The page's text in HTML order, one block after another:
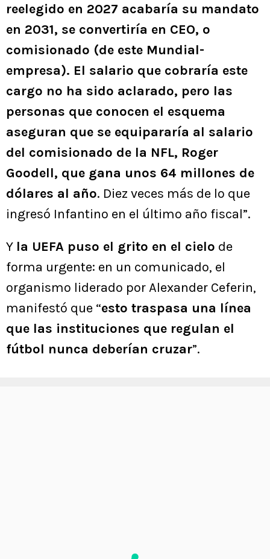
reelegido en 2027 acabaría su mandato
en 2031, se convertiría en CEO, o
comisionado (de este Mundial-
empresa). El salario que cobraría este
cargo no ha sido aclarado, pero las
personas que conocen el esquema
aseguran que se equipararía al salario
del comisionado de la NFL, Roger
Goodell, que gana unos 64 millones de
dólares al año. Diez veces más de lo que
ingresó Infantino en el último año fiscal”.
Y la UEFA puso el grito en el cielo de
forma urgente: en un comunicado, el
organismo liderado por Alexander Ceferin,
manifestó que “esto traspasa una línea
que las instituciones que regulan el
fútbol nunca deberían cruzar”.